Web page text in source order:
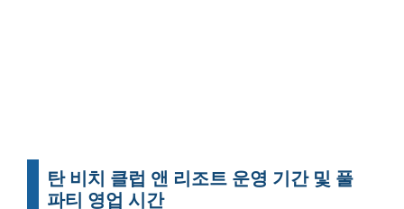
탄 비치 클럽 앤 리조트 운영 기간 및 풀
파티 영업 시간